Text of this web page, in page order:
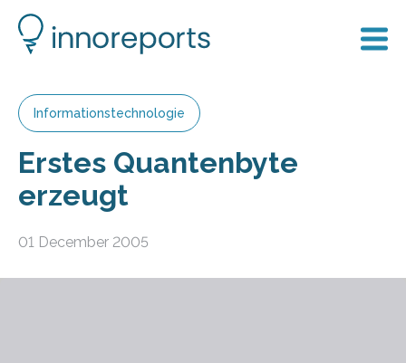
Informationstechnologie
Erstes Quantenbyte
erzeugt
01 December 2005